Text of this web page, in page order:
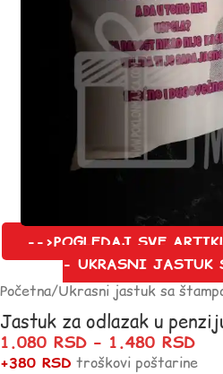
-->POGLEDAJ SVE
- UKRASNI JASTUK
Početna/Ukrasni jastuk sa
Jastuk za odlazak u
1.080 RSD – 1.480 RSD
+380 RSD troškovi poštarine